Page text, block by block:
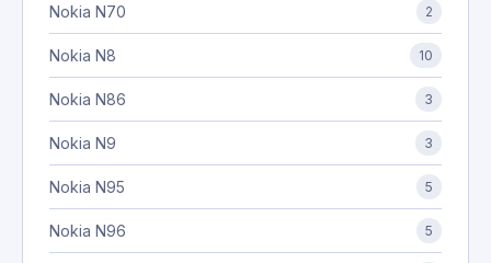
Nokia N70 2
Nokia N8 10
Nokia N86 3
Nokia N9 3
Nokia N95 5
Nokia N96 5